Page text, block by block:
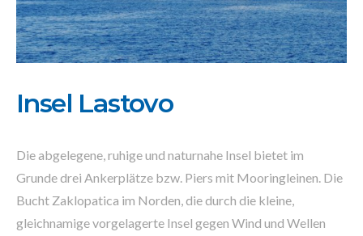
Insel Lastovo
Die abgelegene, ruhige und naturnahe Insel bietet im
Grunde drei Ankerplätze bzw. Piers mit Mooringleinen. Die
Bucht Zaklopatica im Norden, die durch die kleine,
gleichnamige vorgelagerte Insel gegen Wind und Wellen